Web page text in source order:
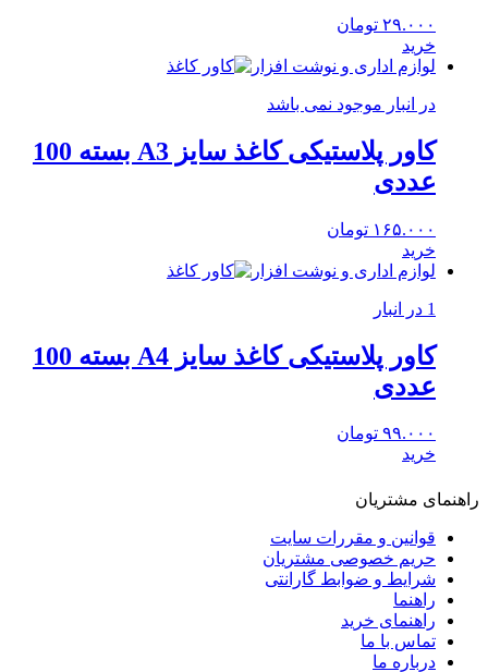
۲۹.۰۰۰ تومان
خرید
لوازم اداری و نوشت افزار
در انبار موجود نمی باشد
کاور پلاستیکی کاغذ سایز A3 بسته 100
عددی
۱۶۵.۰۰۰ تومان
خرید
لوازم اداری و نوشت افزار
1 در انبار
کاور پلاستیکی کاغذ سایز A4 بسته 100
عددی
۹۹.۰۰۰ تومان
خرید
راهنمای مشتریان
قوانین و مقررات سایت
حریم خصوصی مشتریان
شرایط و ضوابط گارانتی
راهنما
راهنمای خرید
تماس با ما
درباره ما